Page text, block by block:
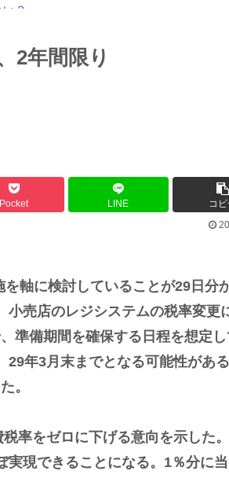
？」
？
ール！！
2年間限り
Pocket LINE
コ
軸に検討していることが29日分
売店のレジシステムの税率変更
準備期間を確保する日程を想定
年3月末までとなる可能性があ
。
率をゼロに下げる意向を示した
実現できることになる。1％分に